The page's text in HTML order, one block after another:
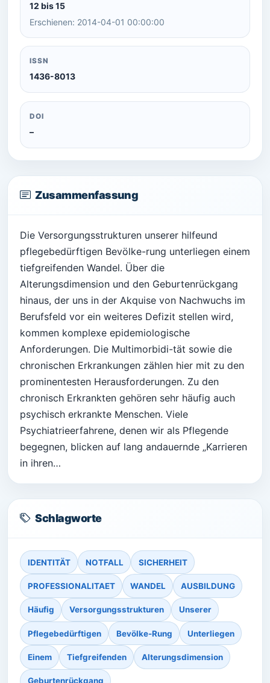
12 bis 15
Erschienen: 2014-04-01 00:00:00
ISSN
1436-8013
DOI
–
Zusammenfassung
Die Versorgungsstrukturen unserer hilfeund
pflegebedürftigen Bevölke-rung unterliegen einem
tiefgreifenden Wandel. Über die
Alterungsdimension und den Geburtenrückgang
hinaus, der uns in der Akquise von Nachwuchs im
Berufsfeld vor ein weiteres Defizit stellen wird,
kommen komplexe epidemiologische
Anforderungen. Die Multimorbidi-tät sowie die
chronischen Erkrankungen zählen hier mit zu den
prominentesten Herausforderungen. Zu den
chronisch Erkrankten gehören sehr häufig auch
psychisch erkrankte Menschen. Viele
Psychiatrieerfahrene, denen wir als Pflegende
begegnen, blicken auf lang andauernde „Karrieren
in ihren…
Schlagworte
IDENTITÄT NOTFALL SICHERHEIT
PROFESSIONALITAET WANDEL AUSBILDUNG
Häufig Versorgungsstrukturen Unserer
Pflegebedürftigen Bevölke-Rung Unterliegen
Einem Tiefgreifenden Alterungsdimension
Geburtenrückgang